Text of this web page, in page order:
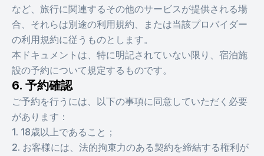
など、旅行に関連するその他のサービスが提供される場
合、それらは別途の利用規約、または当該プロバイダー
の利用規約に従うものとします。
本ドキュメントは、特に明記されていない限り、宿泊施
設の予約について規定するものです。
6. 予約確認
ご予約を行うには、以下の事項に同意していただく必要
があります：
1. 18歳以上であること；
2. お客様には、法的拘束力のある契約を締結する権利が